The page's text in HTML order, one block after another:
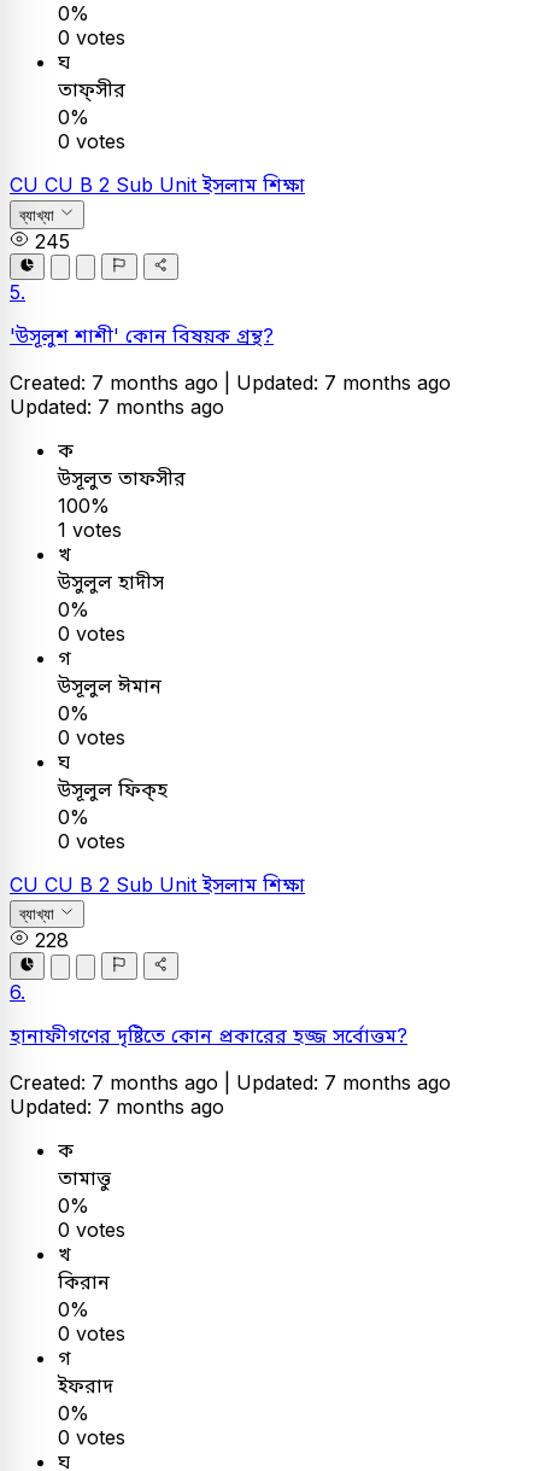
0%
0 votes
ঘ
তাফ্সী‌র
0%
0 votes
CU CU B 2 Sub Unitইসলাম শিক্ষা
ব্যাখ্যা
245
5.
'উসূলুশ শাশী' কোন বিষয়ক গ্রন্থ?
Created: 7 months ago | Updated: 7 months ago
Updated: 7 months ago
ক
উসূলুত তাফসীর
100%
1 votes
খ
উসুলুল হাদীস
0%
0 votes
গ
উসূলুল ঈমান
0%
0 votes
ঘ
উসূলুল ফিক্‌হ
0%
0 votes
CU CU B 2 Sub Unitইসলাম শিক্ষা
ব্যাখ্যা
228
6.
হানাফীগণের দৃষ্টিতে কোন প্রকারের হজ্জ সর্বোত্তম?
Created: 7 months ago | Updated: 7 months ago
Updated: 7 months ago
ক
তামাত্তু
0%
0 votes
খ
কিরান
0%
0 votes
গ
ইফরাদ
0%
0 votes
ঘ